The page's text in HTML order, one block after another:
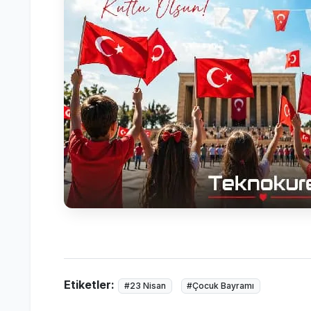
Etiketler: #23 Nisan #Çocuk Bayramı